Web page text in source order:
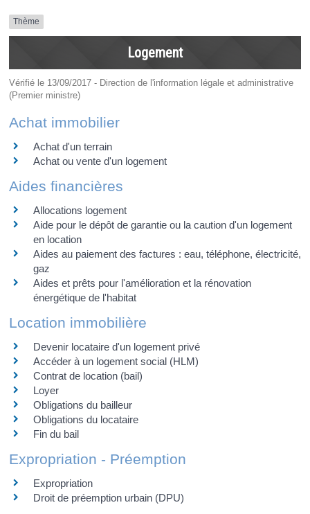
Thème
Logement
Vérifié le 13/09/2017 - Direction de l'information légale et administrative
(Premier ministre)
Achat immobilier
Achat d'un terrain
Achat ou vente d'un logement
Aides financières
Allocations logement
Aide pour le dépôt de garantie ou la caution d'un logement
en location
Aides au paiement des factures : eau, téléphone, électricité,
gaz
Aides et prêts pour l'amélioration et la rénovation
énergétique de l'habitat
Location immobilière
Devenir locataire d'un logement privé
Accéder à un logement social (HLM)
Contrat de location (bail)
Loyer
Obligations du bailleur
Obligations du locataire
Fin du bail
Expropriation - Préemption
Expropriation
Droit de préemption urbain (DPU)